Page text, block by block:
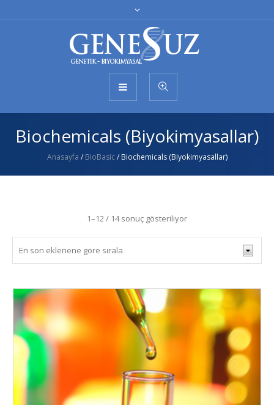
Biochemicals (Biyokimyasallar)
Anasayfa / BioBasic/ Biochemicals (Biyokimyasallar)
1–12 / 14 sonuç gösteriliyor